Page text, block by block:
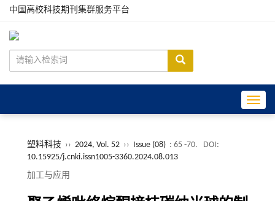
中国高校科技期刊集群服务平台
塑料科技 ›› 2024, Vol. 52 ›› Issue (08) : 65 -70.
DOI:
10.15925/j.cnki.issn1005-3360.2024.08.013
加工与应用